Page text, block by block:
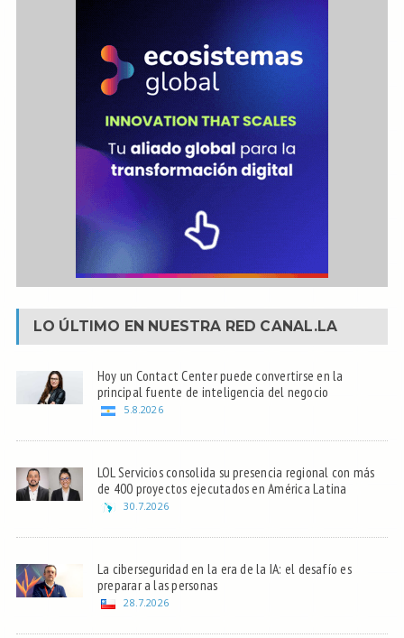
LO ÚLTIMO EN NUESTRA RED CANAL.LA
Hoy un Contact Center puede convertirse en la
principal fuente de inteligencia del negocio
5.8.2026
LOL Servicios consolida su presencia regional con más
de 400 proyectos ejecutados en América Latina
30.7.2026
La ciberseguridad en la era de la IA: el desafío es
preparar a las personas
28.7.2026